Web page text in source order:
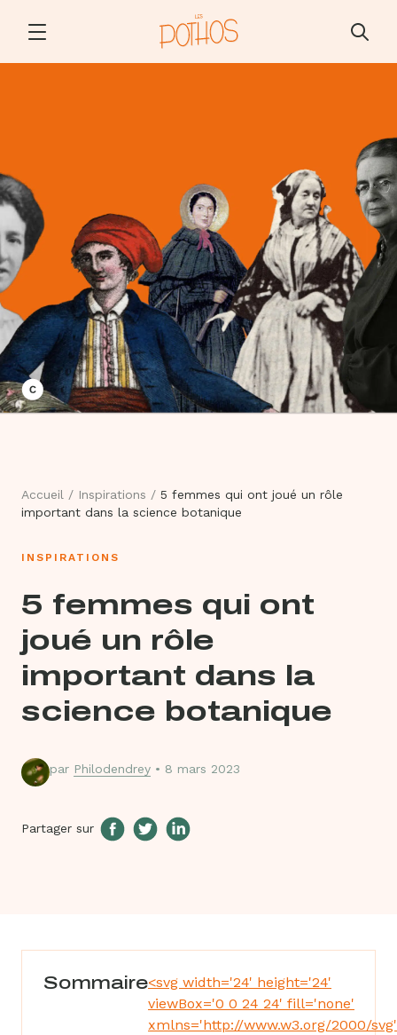
Accueil / Inspirations / 5 femmes qui ont joué un rôle
important dans la science botanique
INSPIRATIONS
5 femmes qui ont
joué un rôle
important dans la
science botanique
par Philodendrey • 8 mars 2023
Partager sur
Sommaire<svg width='24' height='24'
viewBox='0 0 24 24' fill='none'
xmlns='http://www.w3.org/2000/